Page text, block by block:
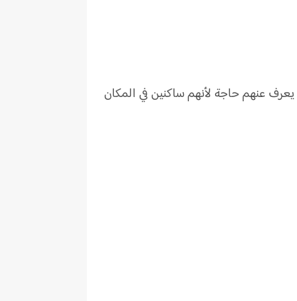
ووالدتها بس ما حدش يعرف عنهم حاجة لأنهم ساكنين في المكان